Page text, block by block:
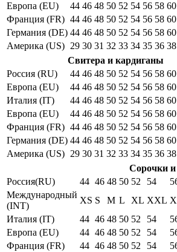
Европа (EU)
44 46 48 50 52 54 56 58 60
Франция (FR) 44 46 48 50 52 54 56 58 60
Германия (DE) 44 46 48 50 52 54 56 58 60
Америка (US) 29 30 31 32 33 34 35 36 38
Свитера и кардиганы
Россия (RU)
44 46 48 50 52 54 56 58 60
Европа (EU)
44 46 48 50 52 54 56 58 60
Италия (IT)
44 46 48 50 52 54 56 58 60
Европа (EU)
44 46 48 50 52 54 56 58 60
Франция (FR) 44 46 48 50 52 54 56 58 60
Германия (DE) 44 46 48 50 52 54 56 58 60
Америка (US) 29 30 31 32 33 34 35 36 38
Сорочки
Россия(RU)
44 46 48 50 52 54
Международный
(INT)
XS S M L XL XXL
Италия (IT)
44 46 48 50 52 54
Европа (EU)
44 46 48 50 52 54
Франция (FR)
44 46 48 50 52 54